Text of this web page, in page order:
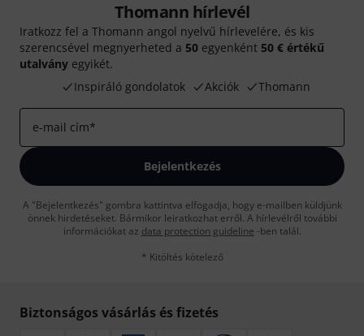
Thomann hírlevél
Iratkozz fel a Thomann angol nyelvű hírlevelére, és kis
szerencsével megnyerheted a 50 egyenként 50 € értékű
utalvány egyikét.
Inspiráló gondolatok
Akciók Thomann
e-mail cím*
Bejelentkezés
A "Bejelentkezés" gombra kattintva elfogadja, hogy e-mailben küldjünk
önnek hirdetéseket. Bármikor leiratkozhat erről. A hírlevélről további
információkat az data protection guideline -ben talál.
* Kitöltés kötelező
Biztonságos vásárlás és fizetés